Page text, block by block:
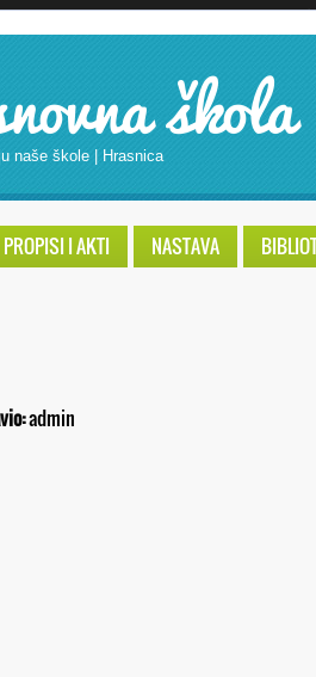
škola
naše škole | Hrasnica
PROPISI I AKTI NASTAVA
admin